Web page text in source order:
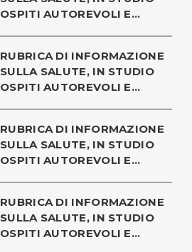
OSPITI AUTOREVOLI E...
RUBRICA DI INFORMAZIONE
SULLA SALUTE, IN STUDIO
OSPITI AUTOREVOLI E...
RUBRICA DI INFORMAZIONE
SULLA SALUTE, IN STUDIO
OSPITI AUTOREVOLI E...
RUBRICA DI INFORMAZIONE
SULLA SALUTE, IN STUDIO
OSPITI AUTOREVOLI E...